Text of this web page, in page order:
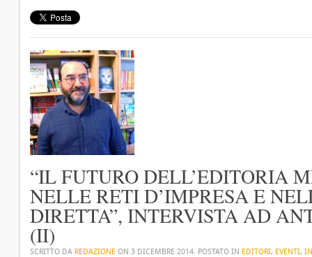
“IL FUTURO DELL’EDITORIA
NELLE RETI D’IMPRESA E
DIRETTA”, INTERVISTA AD
(II)
SCRITTO DA REDAZIONE ON 3 DICEMBRE 2014. POSTATO IN EDITORI, EVENTI,